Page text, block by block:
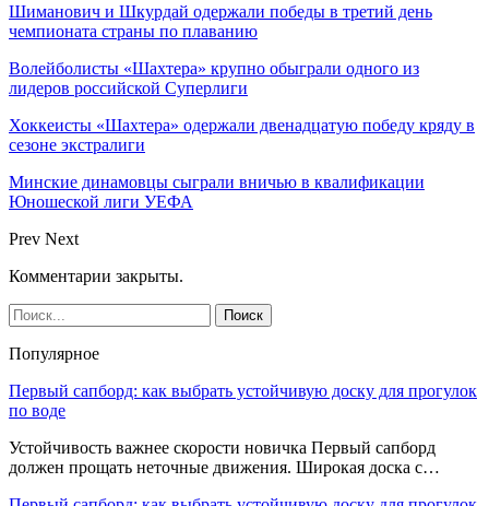
Шиманович и Шкурдай одержали победы в третий день
чемпионата страны по плаванию
Волейболисты «Шахтера» крупно обыграли одного из
лидеров российской Суперлиги
Хоккеисты «Шахтера» одержали двенадцатую победу кряду в
сезоне экстралиги
Минские динамовцы сыграли вничью в квалификации
Юношеской лиги УЕФА
Prev Next
Комментарии закрыты.
Популярное
Первый сапборд: как выбрать устойчивую доску для прогулок
по воде
Устойчивость важнее скорости новичка Первый сапборд
должен прощать неточные движения. Широкая доска с…